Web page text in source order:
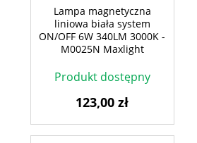
Lampa magnetyczna
liniowa biała system
ON/OFF 6W 340LM 3000K -
M0025N Maxlight
Produkt dostępny
123,00 zł